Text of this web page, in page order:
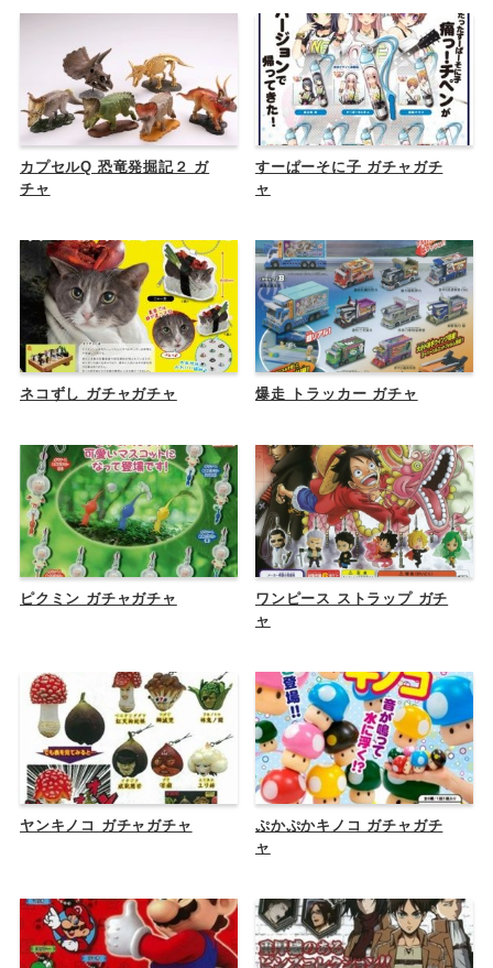
カプセルQ 恐竜発掘記２ ガ
チャ
すーぱーそに子 ガチャガチ
ャ
ネコずし ガチャガチャ 爆走 トラッカー ガチャ
ピクミン ガチャガチャ
ワンピース ストラップ ガチ
ャ
ヤンキノコ ガチャガチャ
ぷかぷかキノコ ガチャガチ
ャ